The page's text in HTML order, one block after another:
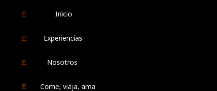
E Inicio
E Experiencias
E Nosotros
E Come, viaja, ama